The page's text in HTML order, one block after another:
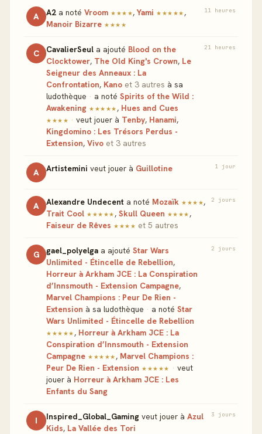
A A2 a noté Vroom ★★★★, Yami ★★★★★ ,
Manoir Bizarre ★★★★
11 heures
C CavalierSeul a ajouté Blood on the
Clocktower, The Old King's Crown, Le
Seigneur des Anneaux : La
Confrontation, Kano et 3 autres à sa
ludothèque · a noté Spirits of the Wild :
Awakening ★★★★★ , Hues and Cues
★★★★ · veut jouer à Tenby, Hanami,
Kingdomino : Les Trésors Perdus -
Extension, Vivo et 3 autres
21 heures
A Artistemini veut jouer à Guillotine 1 jour
A Alexandre Undecent a noté Mozaïk ★★★★,
Trait Cool ★★★★★ , Skull Queen ★★★★ ,
Faiseur de Rêves ★★★★ et 5 autres
2 jours
G gael_polyelga a ajouté Star Wars
Unlimited - Étincelle de Rebellion,
Horreur à Arkham JCE : La Conspiration
d’Innsmouth - Extension Campagne,
Marvel Champions : Peur De Rien -
Extension à sa ludothèque · a noté Star
Wars Unlimited - Étincelle de Rebellion
★★★★★ , Horreur à Arkham JCE : La
Conspiration d’Innsmouth - Extension
Campagne ★★★★★ , Marvel Champions :
Peur De Rien - Extension ★★★★★ · veut
jouer à Horreur à Arkham JCE : Les
Enfants du Sang
2 jours
I Inspired_Global_Gaming veut jouer à Azul
Kids, La Vallée des Tori
3 jours